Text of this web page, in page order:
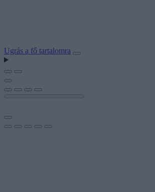
Ugrás a fő tartalomra